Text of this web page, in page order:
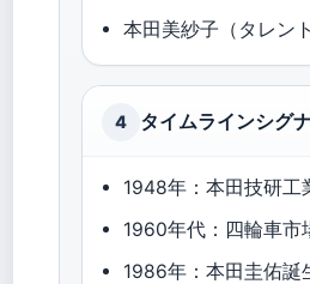
本田美紗子（タレント
4 タイムラインシグ
1948年：本田技研
1960年代：四輪車市
1986年：本田圭佑